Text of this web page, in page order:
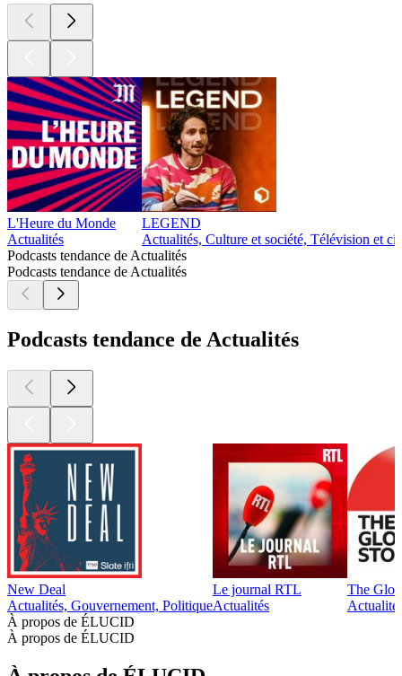
L'Heure du Monde
Actualités
LEGEND
Actualités, Culture et société, Télévision et
Podcasts tendance de Actualités
Podcasts tendance de Actualités
Podcasts tendance de Actualités
New Deal
Actualités, Gouvernement, Politique
Le journal RTL
Actualités
The
À propos de ÉLUCID
À propos de ÉLUCID